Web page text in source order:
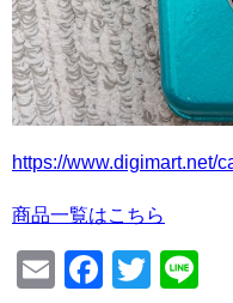
https://www.digimart.net/
商品一覧はこちら
Email